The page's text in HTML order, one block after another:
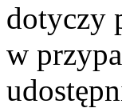
dotyczy
w